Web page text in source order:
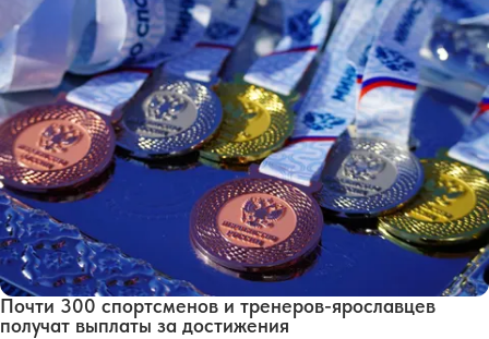
Почти 300 спортсменов и тренеров-ярославцев
получат выплаты за достижения